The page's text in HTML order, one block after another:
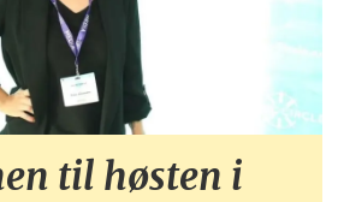
til høsten i